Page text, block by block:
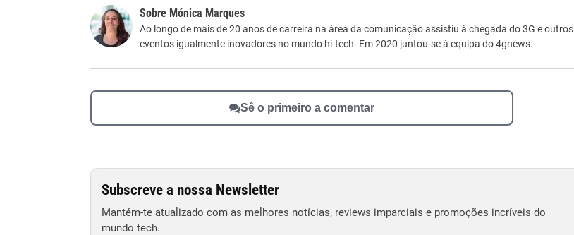
Este conteúdo não tem a informação que procuro
Mónica Marques
Ao longo de mais de 20 anos de carreira na área da comunicação assistiu à chegada do 3G e outros
eventos igualmente inovadores no mundo hi-tech. Em 2020 juntou-se à equipa do 4gnews.
Sê o primeiro a comentar
Subscreve a nossa Newsletter
Mantém-te atualizado com as melhores notícias, reviews imparciais e promoções incríveis do
mundo tech.